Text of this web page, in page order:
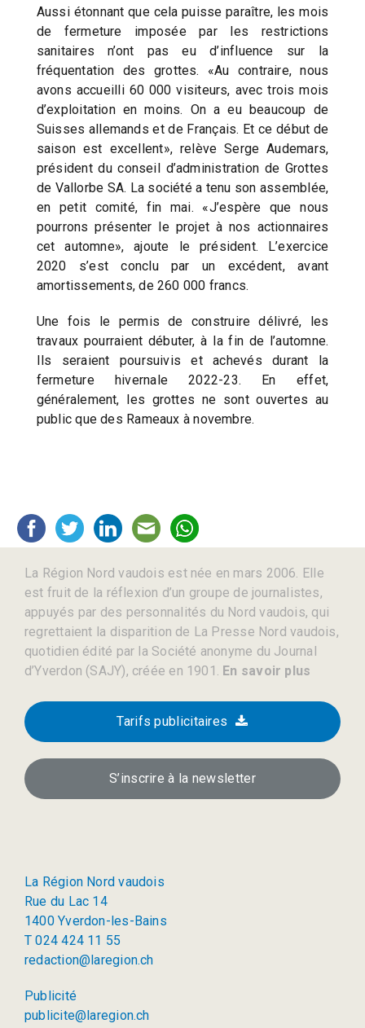
Aussi étonnant que cela puisse paraître, les mois
de fermeture imposée par les restrictions
sanitaires n’ont pas eu d’influence sur la
fréquentation des grottes. «Au contraire, nous
avons accueilli 60 000 visiteurs, avec trois mois
d’exploitation en moins. On a eu beaucoup de
Suisses allemands et de Français. Et ce début de
saison est excellent», relève Serge Audemars,
président du conseil d’administration de Grottes
de Vallorbe SA. La société a tenu son assemblée,
en petit comité, fin mai. «J’espère que nous
pourrons présenter le projet à nos actionnaires
cet automne», ajoute le président. L’exercice
2020 s’est conclu par un excédent, avant
amortissements, de 260 000 francs.
Une fois le permis de construire délivré, les
travaux pourraient débuter, à la fin de l’automne.
Ils seraient poursuivis et achevés durant la
fermeture hivernale 2022-23. En effet,
généralement, les grottes ne sont ouvertes au
public que des Rameaux à novembre.
La Région Nord vaudois est née en mars 2006. Elle
est fruit de la réflexion d’un groupe de journalistes,
appuyés par des personnalités du Nord vaudois, qui
regrettaient la disparition de La Presse Nord vaudois,
quotidien édité par la Société anonyme du Journal
d’Yverdon (SAJY), créée en 1901. En savoir plus
Tarifs publicitaires
S’inscrire à la newsletter
La Région Nord vaudois
Rue du Lac 14
1400 Yverdon-les-Bains
T 024 424 11 55
redaction@laregion.ch
Publicité
publicite@laregion.ch